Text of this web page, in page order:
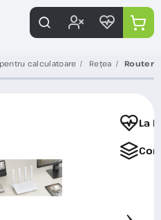
calculatoare Rețea Router
La